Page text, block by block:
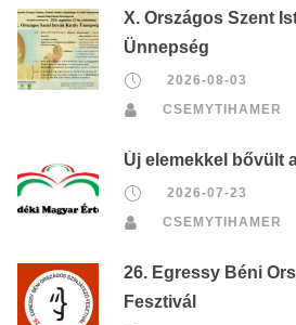
X. Országos Szent
Ünnepség
2026-08-03
CSEMYTIHAMER
Új elemekkel bővült
2026-07-23
CSEMYTIHAMER
26. Egressy Béni
Fesztivál